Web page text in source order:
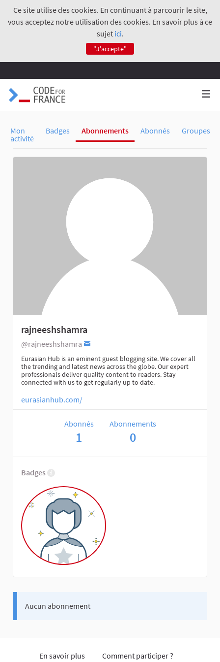
Ce site utilise des cookies. En continuant à parcourir le site,
vous acceptez notre utilisation des cookies. En savoir plus à ce
sujet ici.
"J'accepte"
Mon
activité
Badges Abonnements Abonnés Groupes
rajneeshshamra
@rajneeshshamra
Eurasian Hub is an eminent guest blogging site. We cover all
the trending and latest news across the globe. Our expert
professionals deliver quality content to readers. Stay
connected with us to get regularly up to date.
eurasianhub.com/
Abonnés
1
Abonnements
0
Badges
Aucun abonnement
En savoir plus Comment participer ?